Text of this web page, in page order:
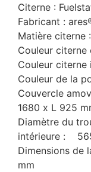
Citerne :
Fabricant :
Matière citerne
Couleur citerne
Couleur citerne
Couleur de la
Couvercle
1680 x L 925
Diamètre du
intérieure :
Dimensions de
mm